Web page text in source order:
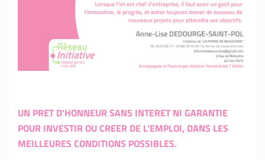
UN PRET D'HONNEUR SANS INTERET NI GARANTIE
POUR INVESTIR OU CREER DE L’EMPLOI, DANS LES
MEILLEURES CONDITIONS POSSIBLES.